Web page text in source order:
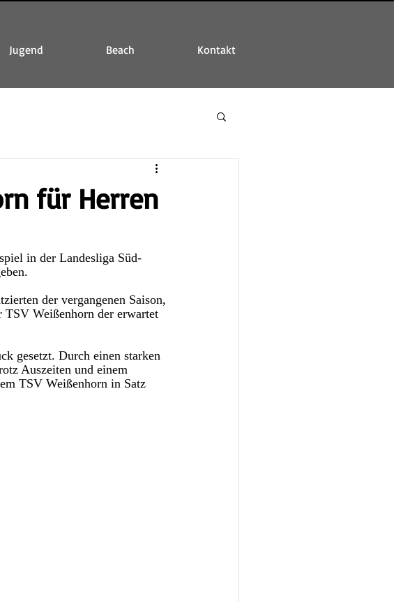
Jugend Beach Kontakt
für Herren
in der Landesliga Süd-
der vergangenen Saison,
Weißenhorn der erwartet
gesetzt. Durch einen starken
Auszeiten und einem
TSV Weißenhorn in Satz